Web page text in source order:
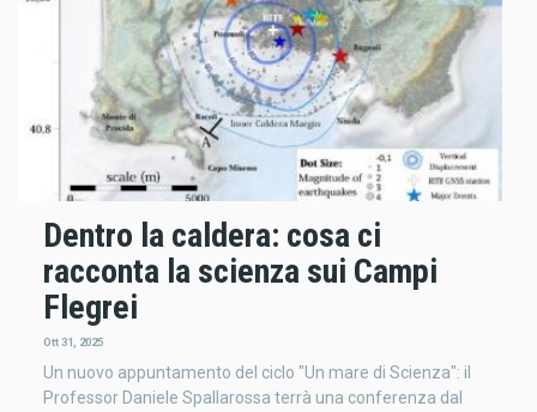
Dentro la caldera: cosa ci
racconta la scienza sui Campi
Flegrei
Ott 31, 2025
Un nuovo appuntamento del ciclo "Un mare di Scienza": il
Professor Daniele Spallarossa terrà una conferenza dal